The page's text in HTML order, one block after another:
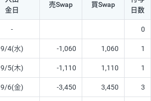
金日
売Swap 買Swap
日数
- 0
9/4(水) -1,060 1,060 1
9/5(木) -1,110 1,110 1
9/6(金) -3,450 3,450 3